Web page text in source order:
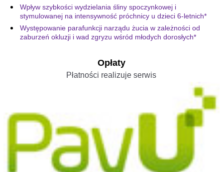
Wpływ szybkości wydzielania śliny spoczynkowej i
stymulowanej na intensywność próchnicy u dzieci 6-letnich*
Występowanie parafunkcji narządu żucia w zależności od
zaburzeń okluzji i wad zgryzu wśród młodych dorosłych*
Opłaty
Płatności realizuje serwis